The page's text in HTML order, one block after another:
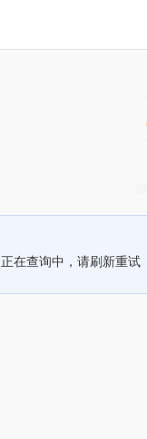
正在查询中，请刷新重试